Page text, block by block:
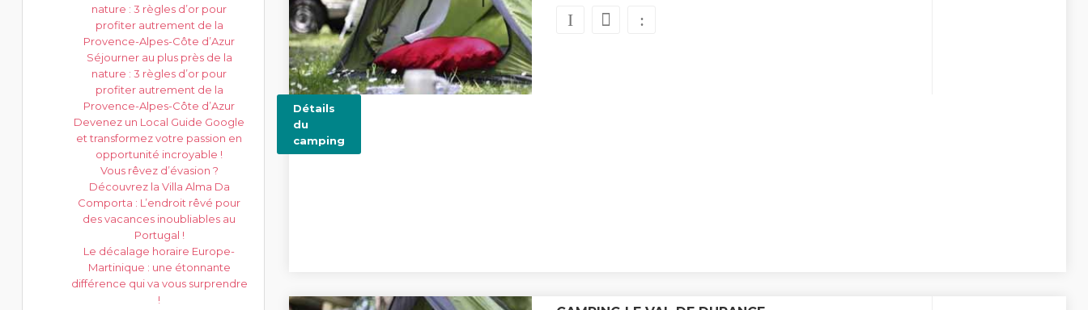
nature : 3 règles d’or pour
profiter autrement de la
Provence-Alpes-Côte d’Azur
Séjourner au plus près de la
nature : 3 règles d’or pour
profiter autrement de la
Provence-Alpes-Côte d’Azur
Devenez un Local Guide Google
et transformez votre passion en
opportunité incroyable !
Vous rêvez d’évasion ?
Découvrez la Villa Alma Da
Comporta : L’endroit rêvé pour
des vacances inoubliables au
Portugal !
Le décalage horaire Europe-
Martinique : une étonnante
différence qui va vous surprendre
!
Détails
du
camping